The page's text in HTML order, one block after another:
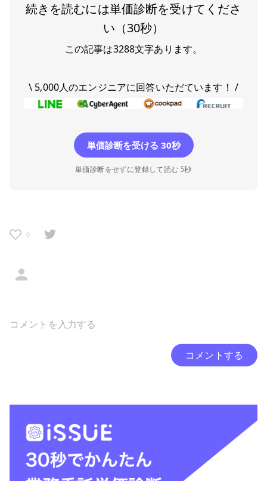
続きを読むには単価診断を受けてくださ
い（30秒）
この記事は3288文字あります。
\ 5,000人のエンジニアに回答いただています！ /
単価診断を受ける 30秒
単価診断をせずに登録して読む 5秒
0
コメントする